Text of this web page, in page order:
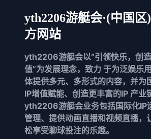
yth2206游艇会·(中国区
方网站
yth2206游艇会以“引领快乐，创
值”为发展理念，致力 于为泛娱乐
体提供多元、多形式的内容，并为
IP增值赋能、创造更丰富的IP 产业
yth2206游艇会业务包括国际化IP
管理、提供动画直播和视频直播，
松享受聊球投注的乐趣。